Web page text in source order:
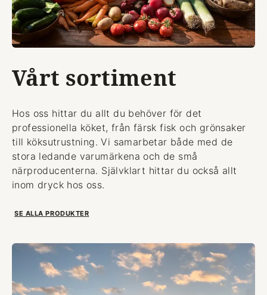
Vårt sortiment
Hos oss hittar du allt du behöver för det
professionella köket, från färsk fisk och grönsaker
till köksutrustning. Vi samarbetar både med de
stora ledande varumärkena och de små
närproducenterna. Självklart hittar du också allt
inom dryck hos oss.
SE ALLA PRODUKTER